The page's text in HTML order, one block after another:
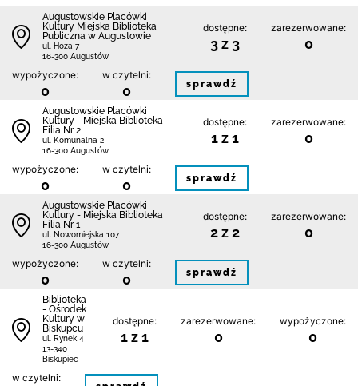
Augustowskie Placówki
Kultury Miejska Biblioteka
Publiczna w Augustowie
ul. Hoża 7
16-300 Augustów
dostępne:
3 z 3
zarezerwowane:
0
wypożyczone:
0
w czytelni:
0 sprawdź
Augustowskie Placówki
Kultury - Miejska Biblioteka
Filia Nr 2
ul. Komunalna 2
16-300 Augustów
dostępne:
1 z 1
zarezerwowane:
0
wypożyczone:
0
w czytelni:
0 sprawdź
Augustowskie Placówki
Kultury - Miejska Biblioteka
Filia Nr 1
ul. Nowomiejska 107
16-300 Augustów
dostępne:
2 z 2
zarezerwowane:
0
wypożyczone:
0
w czytelni:
0 sprawdź
Biblioteka
- Ośrodek
Kultury w
Biskupcu
ul. Rynek 4
13-340
Biskupiec
dostępne:
1 z 1
zarezerwowane:
0
wypożyczone:
0
w czytelni: